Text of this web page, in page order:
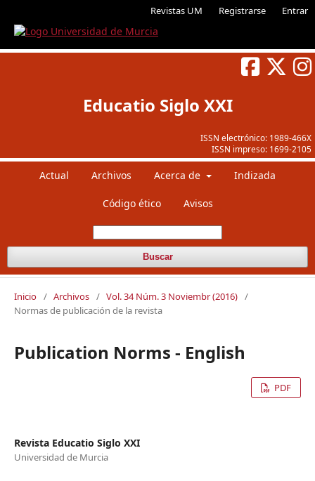
Revistas UM Registrarse Entrar
ISSN electrónico: 1989-466X
ISSN impreso: 1699-2105
Educatio Siglo XXI
Actual Archivos Acerca de Indizada
Código ético Avisos
Buscar
Inicio / Archivos / Vol. 34 Núm. 3 Noviembr (2016) /
Normas de publicación de la revista
Publication Norms - English
PDF
Revista Educatio Siglo XXI
Universidad de Murcia